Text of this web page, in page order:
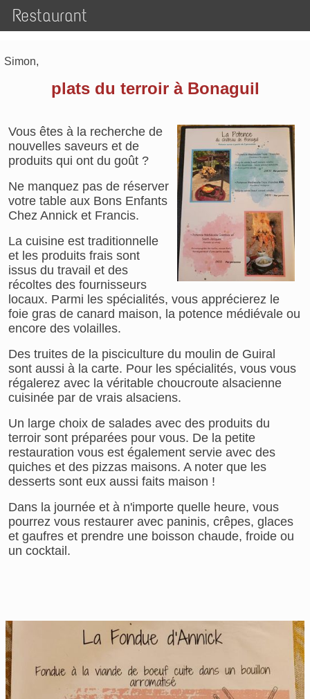
Restaurant
Simon,
plats du terroir à Bonaguil
Vous êtes à la recherche de
nouvelles saveurs et de
produits qui ont du goût ?
Ne manquez pas de réserver
votre table aux Bons Enfants
Chez Annick et Francis.
La cuisine est traditionnelle
et les produits frais sont
issus du travail et des
récoltes des fournisseurs
locaux. Parmi les spécialités, vous apprécierez le
foie gras de canard maison, la potence médiévale ou
encore des volailles.
Des truites de la pisciculture du moulin de Guiral
sont aussi à la carte. Pour les spécialités, vous vous
régalerez avec la véritable choucroute alsacienne
cuisinée par de vrais alsaciens.
Un large choix de salades avec des produits du
terroir sont préparées pour vous. De la petite
restauration vous est également servie avec des
quiches et des pizzas maisons. A noter que les
desserts sont eux aussi faits maison !
Dans la journée et à n'importe quelle heure, vous
pourrez vous restaurer avec paninis, crêpes, glaces
et gaufres et prendre une boisson chaude, froide ou
un cocktail.